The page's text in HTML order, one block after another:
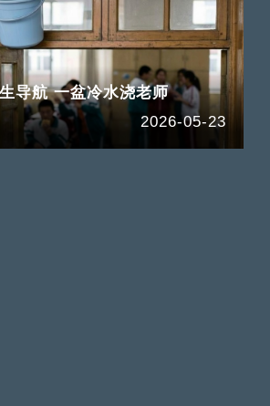
导航 一盆冷水浇老师
2026-05-23